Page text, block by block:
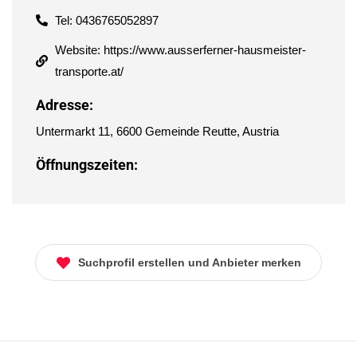
Tel: 0436765052897
Website: https://www.ausserferner-hausmeister-
transporte.at/
Adresse:
Untermarkt 11, 6600 Gemeinde Reutte, Austria
Öffnungszeiten:
Suchprofil erstellen und Anbieter merken